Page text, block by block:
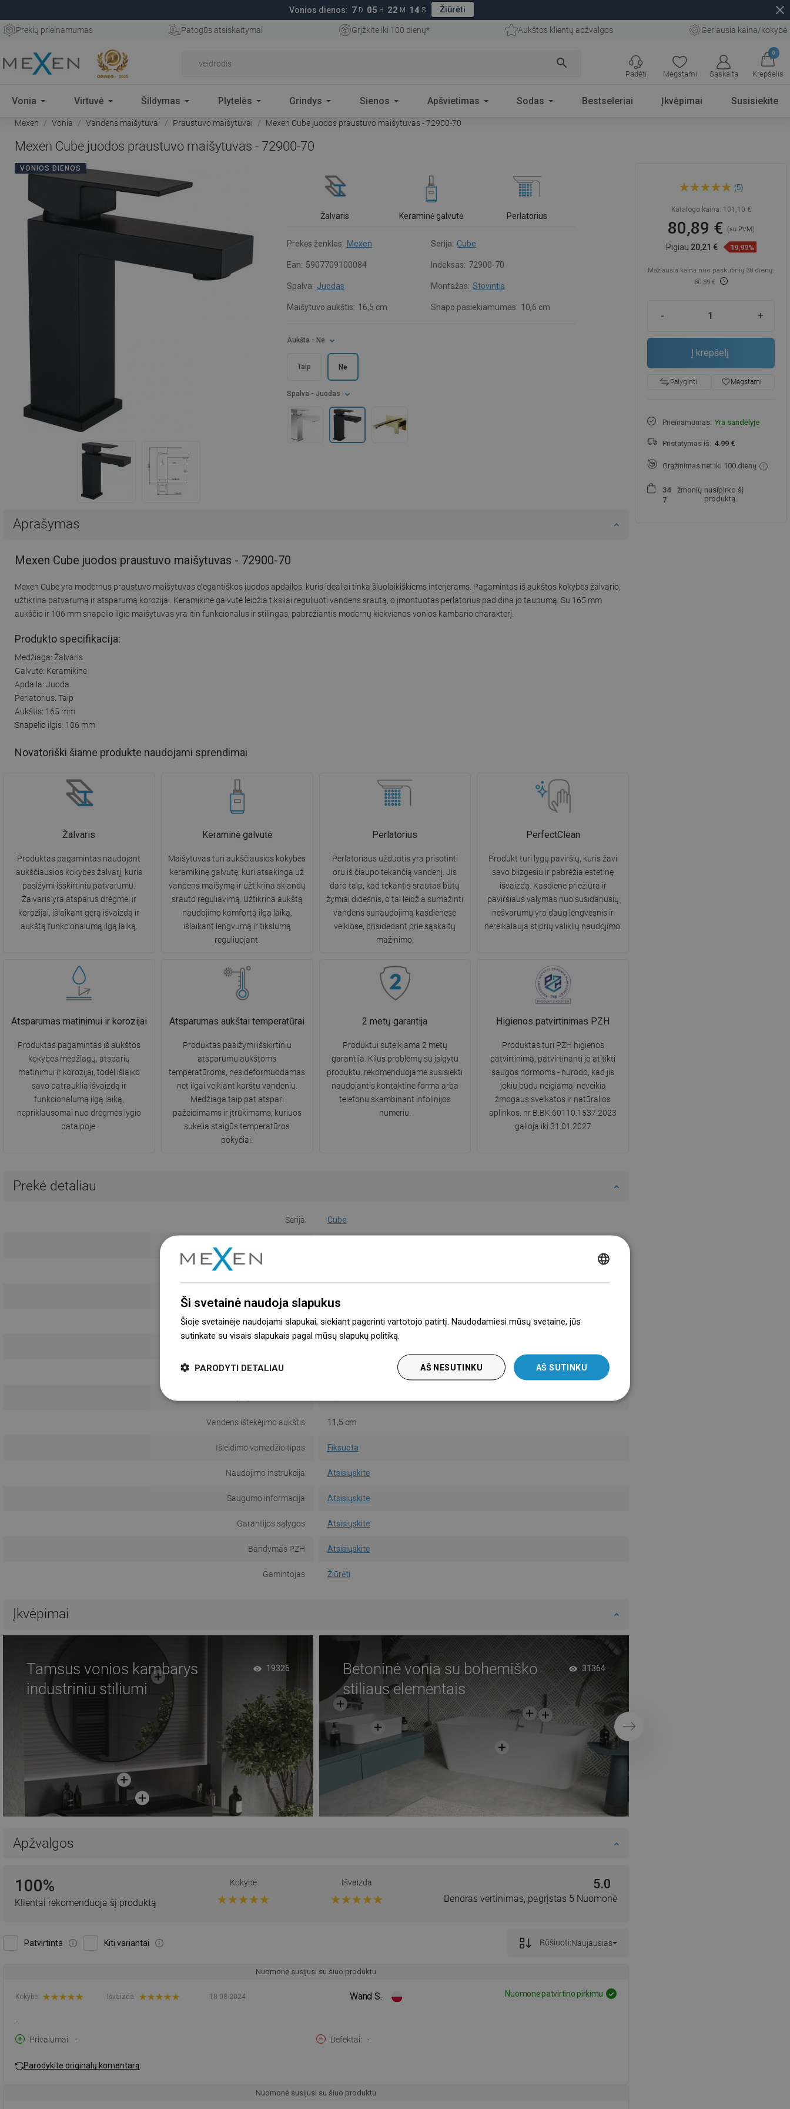
Vonios dienos: 7 D 05 H 22 M 13 S Žiūrėti close
Prekių prieinamumas Patogūs atsiskaitymai Grįžkite iki 100 dienų* Aukštos klientų apžvalgos Geriausia kaina/kokybė
search
Mėgstami Sąskaita
0
Krepšelis
Padėti
Vonia Virtuvė Šildymas Plytelės Grindys Sienos Apšvietimas Sodas Bestseleriai Įkvėpimai Susisiekite
Mexen Vonia Vandens maišytuvai Praustuvo maišytuvai Mexen Cube juodos praustuvo maišytuvas - 72900-70
Mexen Cube juodos praustuvo maišytuvas - 72900-70
VONIOS DIENOS
Žalvaris Keraminė galvutė Perlatorius
Prekės ženklas: Mexen Serija: Cube
Ean: 5907709100084 Indeksas: 72900-70
Spalva: Juodas Montažas: Stovintis
Maišytuvo aukštis: 16,5 cm Snapo pasiekiamumas: 10,6 cm
Spalva - Juodas
Aukšta - Ne
Ne
Taip
Aprašymas
Mexen Cube juodos praustuvo maišytuvas - 72900-70
Mexen Cube yra modernus praustuvo maišytuvas elegantiškos juodos apdailos, kuris idealiai tinka šiuolaikiškiems interjerams. Pagamintas iš aukštos kokybės žalvario,
užtikrina patvarumą ir atsparumą korozijai. Keramikinė galvutė leidžia tiksliai reguliuoti vandens srautą, o įmontuotas perlatorius padidina jo taupumą. Su 165 mm
aukščio ir 106 mm snapelio ilgio maišytuvas yra itin funkcionalus ir stilingas, pabrėžiantis modernų kiekvienos vonios kambario charakterį.
Produkto specifikacija:
Medžiaga: Žalvaris
Galvutė: Keramikinė
Apdaila: Juoda
Perlatorius: Taip
Aukštis: 165 mm
Snapelio ilgis: 106 mm
Novatoriški šiame produkte naudojami sprendimai
Žalvaris
Produktas pagamintas naudojant
aukščiausios kokybės žalvarį, kuris
pasižymi išskirtiniu patvarumu.
Žalvaris yra atsparus drėgmei ir
korozijai, išlaikant gerą išvaizdą ir
aukštą funkcionalumą ilgą laiką.
Keraminė galvutė
Maišytuvas turi aukščiausios kokybės
keramikinę galvutę, kuri atsakinga už
vandens maišymą ir užtikrina sklandų
srauto reguliavimą. Užtikrina aukštą
naudojimo komfortą ilgą laiką,
išlaikant lengvumą ir tikslumą
reguliuojant.
Perlatorius
Perlatoriaus užduotis yra prisotinti
oru iš čiaupo tekančią vandenį. Jis
daro taip, kad tekantis srautas būtų
žymiai didesnis, o tai leidžia sumažinti
vandens sunaudojimą kasdienėse
veiklose, prisidedant prie sąskaitų
mažinimo.
PerfectClean
Produkt turi lygų paviršių, kuris žavi
savo blizgesiu ir pabrėžia estetinę
išvaizdą. Kasdienė priežiūra ir
paviršiaus valymas nuo susidariusių
nešvarumų yra daug lengvesnis ir
nereikalauja stiprių valiklių naudojimo.
Atsparumas matinimui ir korozijai
Produktas pagamintas iš aukštos
kokybės medžiagų, atsparių
matinimui ir korozijai, todėl išlaiko
savo patrauklią išvaizdą ir
funkcionalumą ilgą laiką,
nepriklausomai nuo drėgmės lygio
patalpoje.
Atsparumas aukštai temperatūrai
Produktas pasižymi išskirtiniu
atsparumu aukštoms
temperatūroms, nesideformuodamas
net ilgai veikiant karštu vandeniu.
Medžiaga taip pat atspari
pažeidimams ir įtrūkimams, kuriuos
sukelia staigūs temperatūros
pokyčiai.
2 metų garantija
Produktui suteikiama 2 metų
garantija. Kilus problemų su įsigytu
produktu, rekomenduojame susisiekti
naudojantis kontaktine forma arba
telefonu skambinant infolinijos
numeriu.
Higienos patvirtinimas PZH
Produktas turi PZH higienos
patvirtinimą, patvirtinantį jo atitiktį
saugos normoms - nurodo, kad jis
jokiu būdu neigiamai neveikia
žmogaus sveikatos ir natūralios
aplinkos. nr B.BK.60110.1537.2023
galioja iki 31.01.2027
Prekė detaliau
Serija Cube
Kamštis komplekte
Montažas Stovintis
Maišytuvo aukštis
Vandens ištekėjimo aukštis 11,5 cm
Išleidimo vamzdžio tipas Fiksuota
Naudojimo instrukcija Atsisiųskite
Saugumo informacija Atsisiųskite
Garantijos sąlygos Atsisiųskite
Bandymas PZH Atsisiųskite
Gamintojas Žiūrėti
Įkvėpimai
Tamsus vonios kambarys
industriniu stiliumi
19326
Betoninė vonia su bohemiško
stiliaus elementais
31364
Tęsti
Apžvalgos
100%
Klientai rekomenduoja šį produktą
Kokybė Išvaizda 5.0
Bendras vertinimas, pagrįstas 5 Nuomonė
Patvirtinta Kiti variantai Rūšiuoti:Naujausias
Nuomonė susijusi su šiuo produktu
Wand S. Nuomonė patvirtino pirkimu
18-08-2024
Kokybė: Išvaizda:
-
Privalumai
- Defektai -
Parodykite originalų komentarą
Nuomonė susijusi su šiuo produktu
praustuvo maišytuvas -
(5)
Katalogo kaina: 101,10 €
80,89 € (su PVM)
Pigiau 20,21 € 19,99%
Mažiausia kaina nuo paskutinių 30 dienų:
80,89 €
- +
Į krepšelį
Palyginti favorite_borderMėgstami
Prieinamumas: Yra sandėlyje
Pristatymas iš: 4.99 €
Grąžinimas net iki 100 dienų
34
7
žmonių nusipirko šį
produktą.
LITHUANIAN
PORTUGUESE
CROATIAN
GREEK
SLOVENIAN
Ši svetainė naudoja slapukus
Šioje svetainėje naudojami slapukai, siekiant pagerinti vartotojo patirtį. Naudodamiesi mūsų svetaine, jūs
sutinkate su visais slapukais pagal mūsų slapukų politiką.
AŠ SUTINKU
AŠ NESUTINKU
PARODYTI DETALIAU